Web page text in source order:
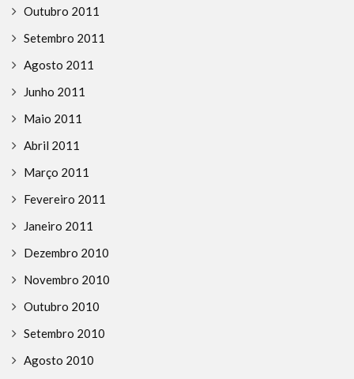
Outubro 2011
Setembro 2011
Agosto 2011
Junho 2011
Maio 2011
Abril 2011
Março 2011
Fevereiro 2011
Janeiro 2011
Dezembro 2010
Novembro 2010
Outubro 2010
Setembro 2010
Agosto 2010